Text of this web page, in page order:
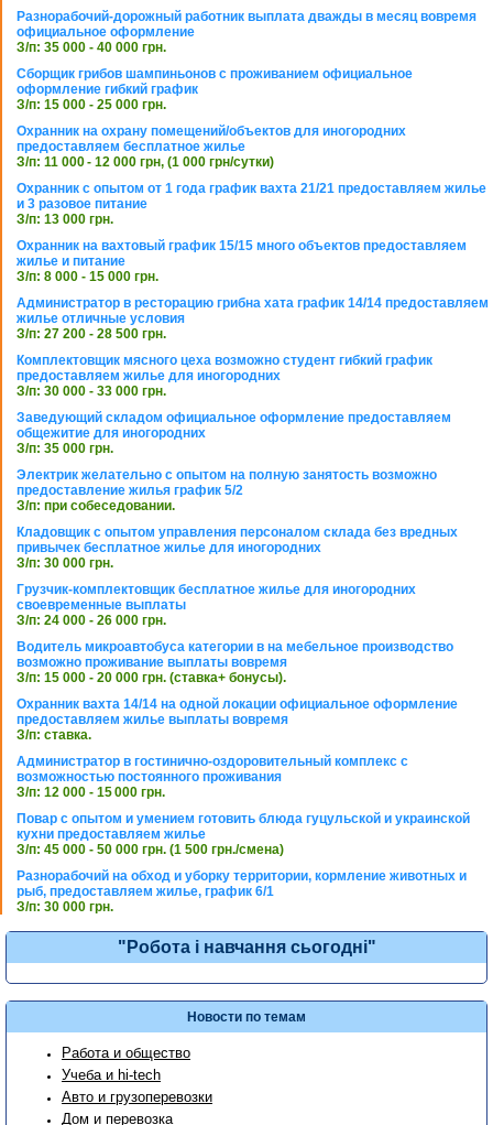
Разнорабочий-дорожный работник выплата дважды в месяц вовремя
официальное оформление
З/п: 35 000 - 40 000 грн.
Сборщик грибов шампиньонов с проживанием официальное
оформление гибкий график
З/п: 15 000 - 25 000 грн.
Охранник на охрану помещений/объектов для иногородних
предоставляем бесплатное жилье
З/п: 11 000 - 12 000 грн, (1 000 грн/сутки)
Охранник с опытом от 1 года график вахта 21/21 предоставляем жилье
и 3 разовое питание
З/п: 13 000 грн.
Охранник на вахтовый график 15/15 много объектов предоставляем
жилье и питание
З/п: 8 000 - 15 000 грн.
Администратор в ресторацию грибна хата график 14/14 предоставляем
жилье отличные условия
З/п: 27 200 - 28 500 грн.
Комплектовщик мясного цеха возможно студент гибкий график
предоставляем жилье для иногородних
З/п: 30 000 - 33 000 грн.
Заведующий складом официальное оформление предоставляем
общежитие для иногородних
З/п: 35 000 грн.
Электрик желательно с опытом на полную занятость возможно
предоставление жилья график 5/2
З/п: при собеседовании.
Кладовщик с опытом управления персоналом склада без вредных
привычек бесплатное жилье для иногородних
З/п: 30 000 грн.
Грузчик-комплектовщик бесплатное жилье для иногородних
своевременные выплаты
З/п: 24 000 - 26 000 грн.
Водитель микроавтобуса категории в на мебельное производство
возможно проживание выплаты вовремя
З/п: 15 000 - 20 000 грн. (ставка+ бонусы).
Охранник вахта 14/14 на одной локации официальное оформление
предоставляем жилье выплаты вовремя
З/п: ставка.
Администратор в гостинично-оздоровительный комплекс с
возможностью постоянного проживания
З/п: 12 000 - 15 000 грн.
Повар с опытом и умением готовить блюда гуцульской и украинской
кухни предоставляем жилье
З/п: 45 000 - 50 000 грн. (1 500 грн./смена)
Разнорабочий на обход и уборку территории, кормление животных и
рыб, предоставляем жилье, график 6/1
З/п: 30 000 грн.
"Робота і навчання сьогодні"
Новости по темам
Работа и общество
Учеба и hi-tech
Авто и грузоперевозки
Дом и перевозка